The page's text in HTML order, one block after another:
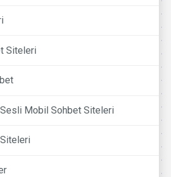
Siteleri
Mobil Sohbet Siteleri